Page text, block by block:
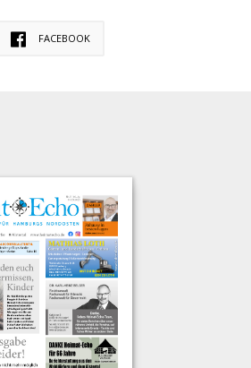
FACEBOOK